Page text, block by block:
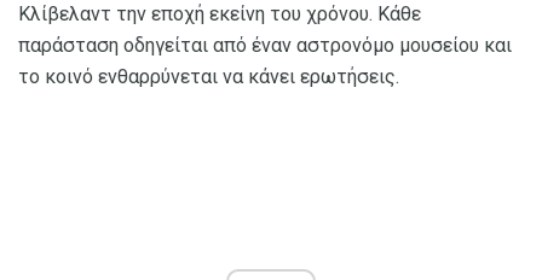
Κλίβελαντ την εποχή εκείνη του χρόνου. Κάθε
παράσταση οδηγείται από έναν αστρονόμο μουσείου και
το κοινό ενθαρρύνεται να κάνει ερωτήσεις.